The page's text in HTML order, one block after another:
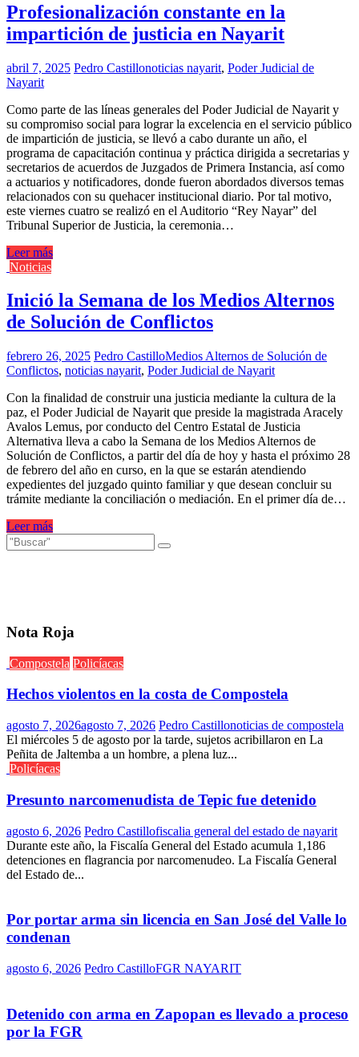
Profesionalización constante en la
impartición de justicia en Nayarit
abril 7, 2025 Pedro Castillonoticias nayarit, Poder Judicial de
Nayarit
Como parte de las líneas generales del Poder Judicial de Nayarit y
su compromiso social para lograr la excelencia en el servicio público
de impartición de justicia, se llevó a cabo durante un año, el
programa de capacitación continua y práctica dirigida a secretarias y
secretarios de acuerdos de Juzgados de Primera Instancia, así como
a actuarios y notificadores, donde fueron abordados diversos temas
relacionados con su quehacer institucional diario. Por tal motivo,
este viernes cuatro se realizó en el Auditorio “Rey Nayar” del
Tribunal Superior de Justicia, la ceremonia…
Leer más
Noticias
Inició la Semana de los Medios Alternos
de Solución de Conflictos
febrero 26, 2025 Pedro CastilloMedios Alternos de Solución de
Conflictos, noticias nayarit, Poder Judicial de Nayarit
Con la finalidad de construir una justicia mediante la cultura de la
paz, el Poder Judicial de Nayarit que preside la magistrada Aracely
Avalos Lemus, por conducto del Centro Estatal de Justicia
Alternativa lleva a cabo la Semana de los Medios Alternos de
Solución de Conflictos, a partir del día de hoy y hasta el próximo 28
de febrero del año en curso, en la que se estarán atendiendo
expedientes del juzgado quinto familiar y que desean concluir su
trámite mediante la conciliación o mediación. En el primer día de…
Leer más
Nota Roja
Compostela Policíacas
Hechos violentos en la costa de Compostela
agosto 7, 2026agosto 7, 2026 Pedro Castillonoticias de compostela
El miércoles 5 de agosto por la tarde, sujetos acribillaron en La
Peñita de Jaltemba a un hombre, a plena luz...
Policíacas
Presunto narcomenudista de Tepic fue detenido
agosto 6, 2026 Pedro Castillofiscalia general del estado de nayarit
Durante este año, la Fiscalía General del Estado acumula 1,186
detenciones en flagrancia por narcomenudeo. La Fiscalía General
del Estado de...
Por portar arma sin licencia en San José del Valle lo
condenan
agosto 6, 2026 Pedro CastilloFGR NAYARIT
Detenido con arma en Zapopan es llevado a proceso
por la FGR